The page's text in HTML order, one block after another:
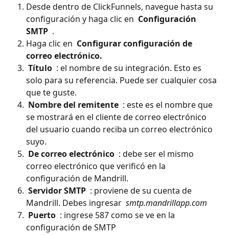
Desde dentro de ClickFunnels, navegue hasta su
configuración y haga clic en Configuración
SMTP .
Haga clic en Configurar configuración de
correo electrónico.
Título : el nombre de su integración. Esto es
solo para su referencia. Puede ser cualquier cosa
que te guste.
Nombre del remitente : este es el nombre que
se mostrará en el cliente de correo electrónico
del usuario cuando reciba un correo electrónico
suyo.
De correo electrónico : debe ser el mismo
correo electrónico que verificó en la
configuración de Mandrill.
Servidor SMTP : proviene de su cuenta de
Mandrill. Debes ingresar smtp.mandrillapp.com
Puerto : ingrese 587 como se ve en la
configuración de SMTP